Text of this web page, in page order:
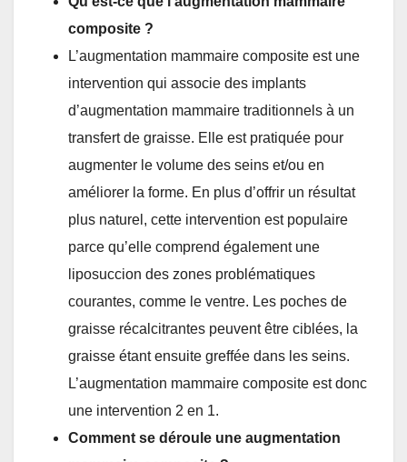
composite ?
L’augmentation mammaire composite est une
intervention qui associe des implants
d’augmentation mammaire traditionnels à un
transfert de graisse. Elle est pratiquée pour
augmenter le volume des seins et/ou en
améliorer la forme. En plus d’offrir un résultat
plus naturel, cette intervention est populaire
parce qu’elle comprend également une
liposuccion des zones problématiques
courantes, comme le ventre. Les poches de
graisse récalcitrantes peuvent être ciblées, la
graisse étant ensuite greffée dans les seins.
L’augmentation mammaire composite est donc
une intervention 2 en 1.
Comment se déroule une augmentation